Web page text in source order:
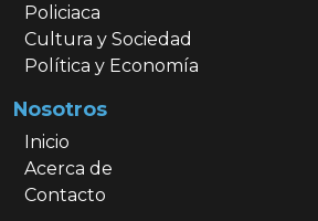
Policiaca
Cultura y Sociedad
Política y Economía
Nosotros
Inicio
Acerca de
Contacto